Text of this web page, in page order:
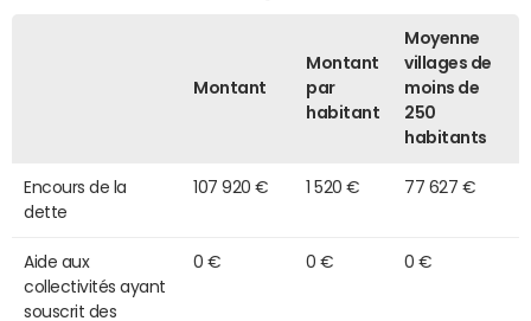
Montant
Montant
par
habitant
Moyenne
villages de
moins de
250
habitants
Encours de la
dette
107 920 € 1 520 € 77 627 €
Aide aux
collectivités ayant
souscrit des
0 € 0 € 0 €